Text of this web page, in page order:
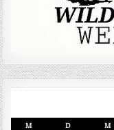
M D M